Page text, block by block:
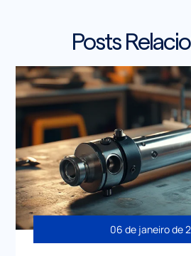
Posts
06 de janeiro de